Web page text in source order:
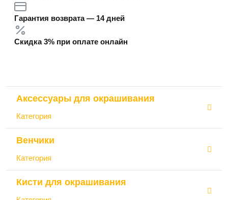
Гарантия возврата — 14 дней
Скидка 3% при оплате онлайн
Аксессуары для окрашивания
Категория
Венчики
Категория
Кисти для окрашивания